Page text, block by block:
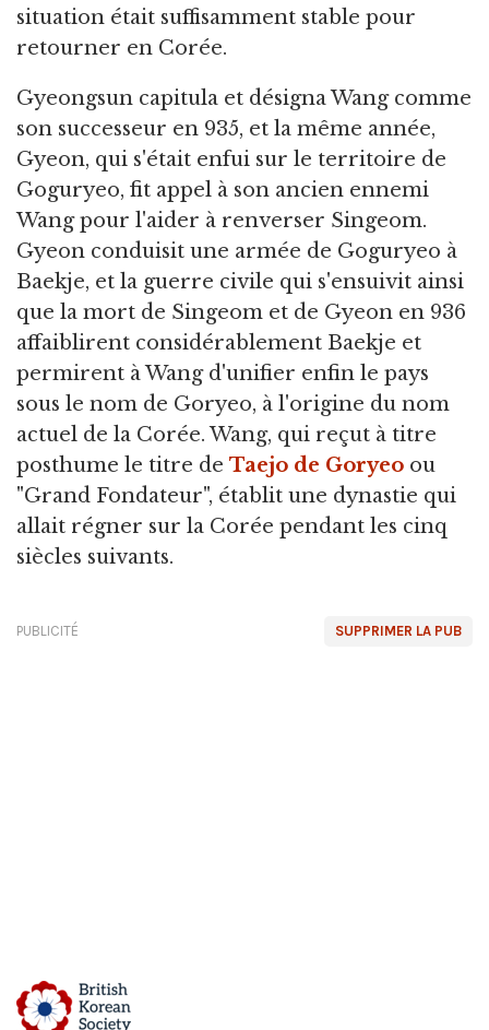
situation était suffisamment stable pour
retourner en Corée.
Gyeongsun capitula et désigna Wang comme
son successeur en 935, et la même année,
Gyeon, qui s'était enfui sur le territoire de
Goguryeo, fit appel à son ancien ennemi
Wang pour l'aider à renverser Singeom.
Gyeon conduisit une armée de Goguryeo à
Baekje, et la guerre civile qui s'ensuivit ainsi
que la mort de Singeom et de Gyeon en 936
affaiblirent considérablement Baekje et
permirent à Wang d'unifier enfin le pays
sous le nom de Goryeo, à l'origine du nom
actuel de la Corée. Wang, qui reçut à titre
posthume le titre de Taejo de Goryeo ou
"Grand Fondateur", établit une dynastie qui
allait régner sur la Corée pendant les cinq
siècles suivants.
SUPPRIMER LA PUB
PUBLICITÉ